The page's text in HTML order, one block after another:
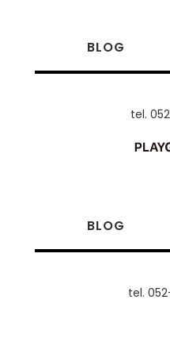
BLOG
tel.
BLOG
tel.